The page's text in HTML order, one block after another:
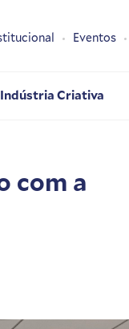
Indústria Criativa
Eventos
com a